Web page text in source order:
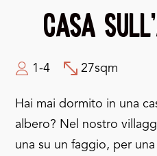
Casa
1-4 27sqm
Hai mai dormito in una
albero? Nel nostro
una su un faggio, per